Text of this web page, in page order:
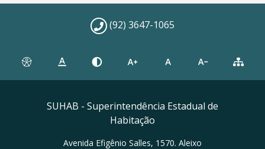
(92) 3647-1065
SUHAB - Superintendência Estadual de
Habitação
Avenida Efigênio Salles, 1570. Aleixo